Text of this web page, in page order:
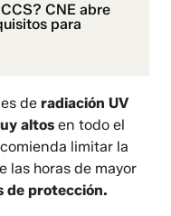
CNE abre
para
deradiación UV
altos en todo el
limitar la
las horas de mayor
de protección.